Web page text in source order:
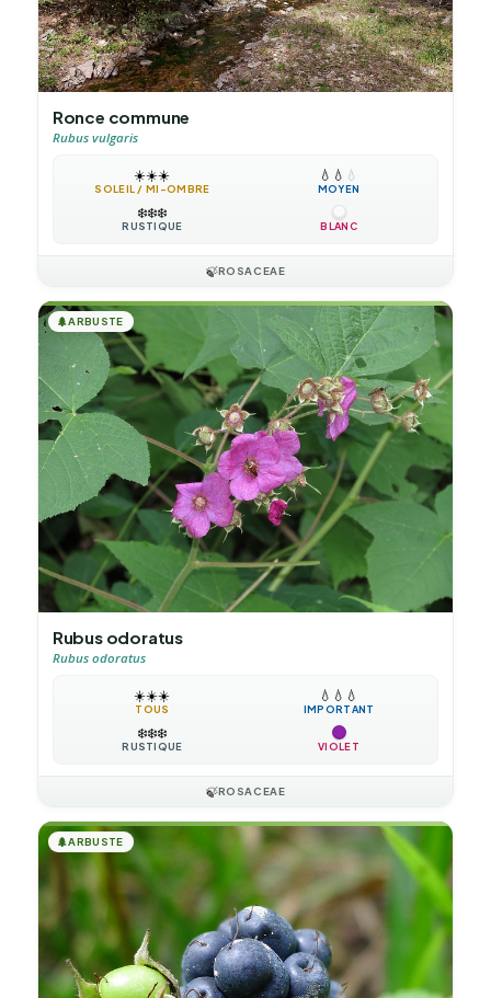
Ronce commune
Rubus vulgaris
☀️☀️☀️
SOLEIL / MI-OMBRE
💧 💧 💧
MOYEN
❄️❄️❄️
RUSTIQUE BLANC
🍃ROSACEAE
🌲ARBUSTE
Rubus odoratus
Rubus odoratus
☀️☀️☀️
TOUS
💧 💧 💧
IMPORTANT
❄️❄️❄️
RUSTIQUE VIOLET
🍃ROSACEAE
🌲ARBUSTE